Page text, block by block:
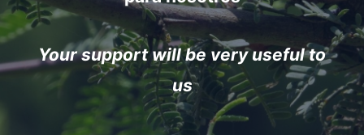
Your support will be very useful to
us